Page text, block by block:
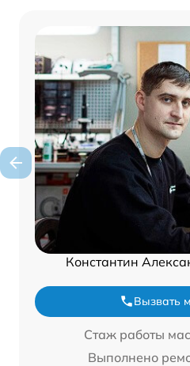
Константин
Вызвать
Стаж работы
Выполнено